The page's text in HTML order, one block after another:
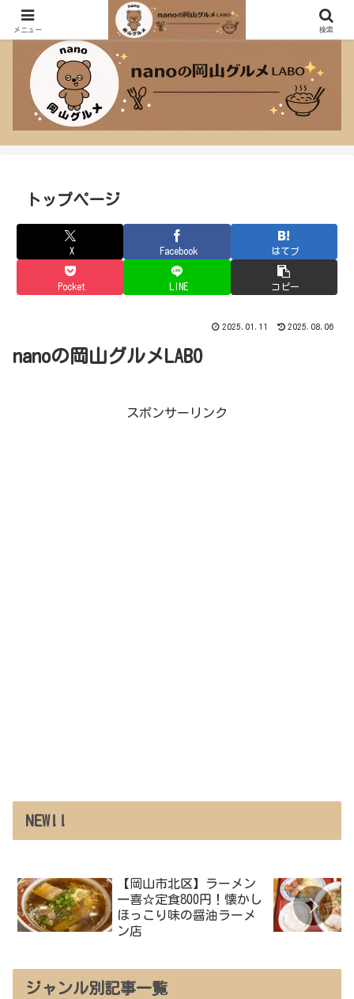
おしゃれなカフェも大盛り定食も大好きなnanoのグルメブログ！
トップページ
X Facebook はてブ
Pocket LINE コピー
2025.01.11 2025.08.06
nanoの岡山グルメLABO
スポンサーリンク
NEW!!
【岡山市北区】ラーメン
一喜☆定食800円！懐かし
ほっこり味の醤油ラーメ
ン店
ジャンル別記事一覧
メニュー 検索